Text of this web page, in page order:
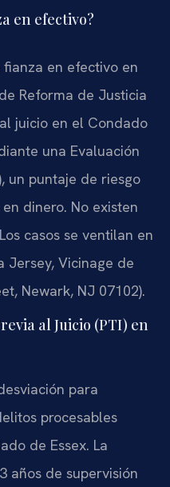
en efectivo?
en efectivo en
Reforma de Justicia
juicio en el Condado
una Evaluación
un puntaje de riesgo
dinero. No existen
casos se ventilan en
Jersey, Vicinage de
Newark, NJ 07102).
al Juicio (PTI) en
para
procesables
de Essex. La
años de supervisión